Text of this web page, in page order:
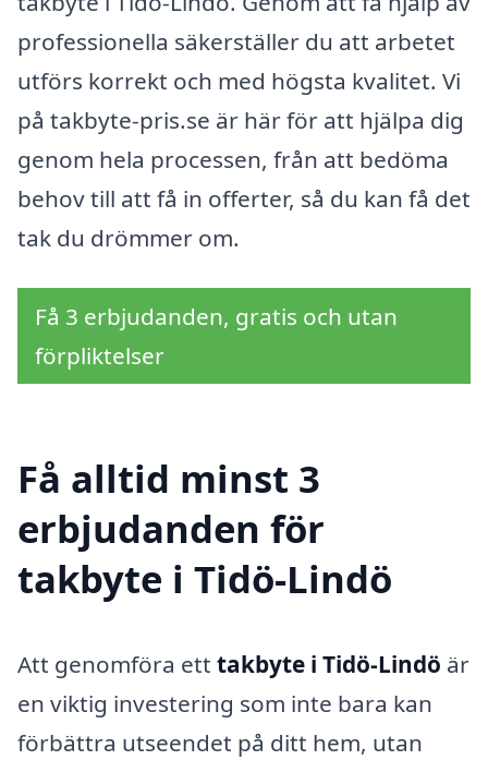
professionella säkerställer du att arbetet
utförs korrekt och med högsta kvalitet. Vi
på takbyte-pris.se är här för att hjälpa dig
genom hela processen, från att bedöma
behov till att få in offerter, så du kan få det
tak du drömmer om.
Få 3 erbjudanden, gratis och utan
förpliktelser
Få alltid minst 3
erbjudanden för
takbyte i Tidö-Lindö
Att genomföra ett takbyte i Tidö-Lindö är
en viktig investering som inte bara kan
förbättra utseendet på ditt hem, utan